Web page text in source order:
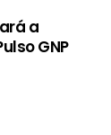
a
GNP